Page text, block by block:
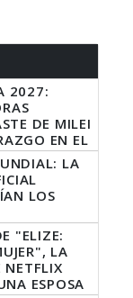
2027:
DE MILEI
EN EL
LA
LOS
EN SER
"ELIZE:
LA
NETFLIX
ESPOSA